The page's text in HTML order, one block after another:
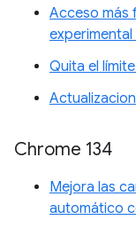
Acceso más
Quita el
Chrome 134
Mejora las
automático